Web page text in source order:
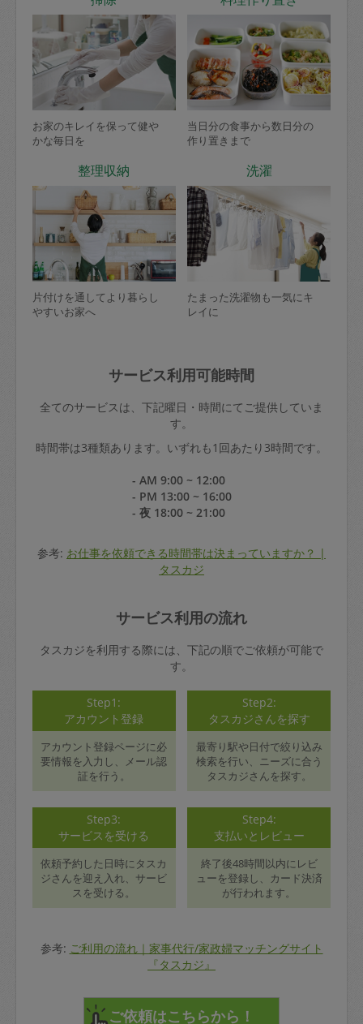
お家のキレイを保って健や
かな毎日を
当日分の食事から数日分の
作り置きまで
整理収納
片付けを通してより暮らし
やすいお家へ
洗濯
たまった洗濯物も一気にキ
レイに
サービス利用可能時間
全てのサービスは、下記曜日・時間にてご提供していま
す。
時間帯は3種類あります。いずれも1回あたり3時間です。
- AM 9:00 ~ 12:00
- PM 13:00 ~ 16:00
- 夜 18:00 ~ 21:00
参考: お仕事を依頼できる時間帯は決まっていますか？ |
タスカジ
サービス利用の流れ
タスカジを利用する際には、下記の順でご依頼が可能で
す。
Step1:
アカウント登録
アカウント登録ページに必
要情報を入力し、メール認
証を行う。
Step2:
タスカジさんを探す
最寄り駅や日付で絞り込み
検索を行い、ニーズに合う
タスカジさんを探す。
Step3:
サービスを受ける
依頼予約した日時にタスカ
ジさんを迎え入れ、サービ
スを受ける。
Step4:
支払いとレビュー
終了後48時間以内にレビ
ューを登録し、カード決済
が行われます。
参考: ご利用の流れ｜家事代行/家政婦マッチングサイト
『タスカジ』